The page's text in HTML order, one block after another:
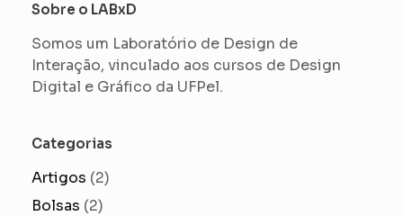
Sobre o LABxD
Somos um Laboratório de Design de
Interação, vinculado aos cursos de Design
Digital e Gráfico da UFPel.
Categorias
Artigos (2)
Bolsas (2)